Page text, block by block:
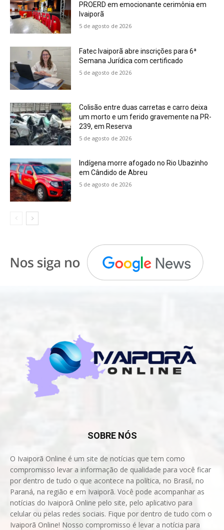
PROERD em emocionante cerimônia em
Ivaiporã
5 de agosto de 2026
Fatec Ivaiporã abre inscrições para 6ª
Semana Jurídica com certificado
5 de agosto de 2026
Colisão entre duas carretas e carro deixa
um morto e um ferido gravemente na PR-
239, em Reserva
5 de agosto de 2026
Indígena morre afogado no Rio Ubazinho
em Cândido de Abreu
5 de agosto de 2026
SOBRE NÓS
O Ivaiporã Online é um site de notícias que tem como
compromisso levar a informação de qualidade para você ficar
por dentro de tudo o que acontece na política, no Brasil, no
Paraná, na região e em Ivaiporã. Você pode acompanhar as
notícias do Ivaiporã Online pelo site, pelo aplicativo para
celular ou pelas redes sociais. Fique por dentro de tudo com o
Ivaiporã Online! Nosso compromisso é levar a notícia para